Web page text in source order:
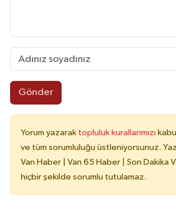
Gönder
Yorum yazarak topluluk kurallarımızı
ve tüm sorumluluğu üstleniyorsunuz.
Van Haber | Van 65 Haber | Son Dakika
hiçbir şekilde sorumlu tutulamaz.